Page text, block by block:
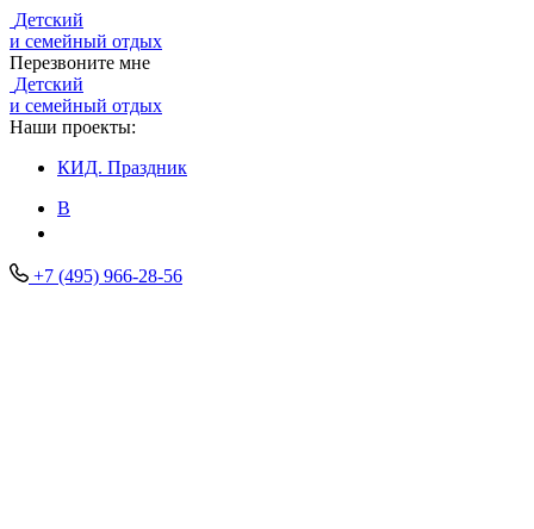
Детский
и семейный отдых
Перезвоните мне
Детский
и семейный отдых
Наши проекты:
КИД. Праздник
В
+7 (495) 966-28-56